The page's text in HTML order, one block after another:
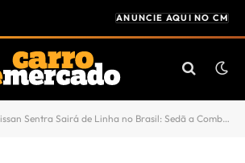
ANUNCIE AQUI NO CM
Sentra Sairá de Linha no Brasil: Sedã a Combustão Dará Lugar a Elétrico Chinês?